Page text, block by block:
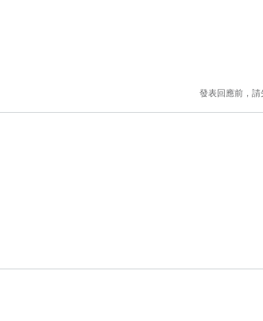
發表回應前，請